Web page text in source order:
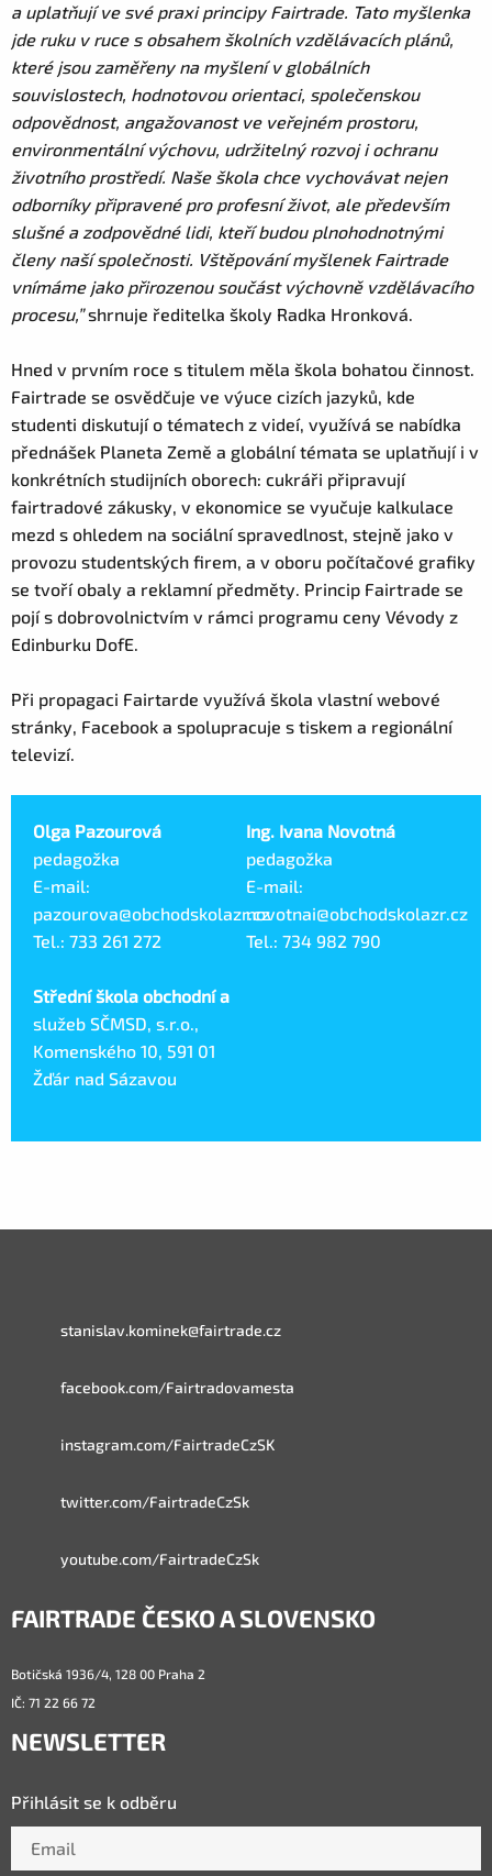
a uplatňují ve své praxi principy Fairtrade. Tato myšlenka
jde ruku v ruce s obsahem školních vzdělávacích plánů,
které jsou zaměřeny na myšlení v globálních
souvislostech, hodnotovou orientaci, společenskou
odpovědnost, angažovanost ve veřejném prostoru,
environmentální výchovu, udržitelný rozvoj i ochranu
životního prostředí. Naše škola chce vychovávat nejen
odborníky připravené pro profesní život, ale především
slušné a zodpovědné lidi, kteří budou plnohodnotnými
členy naší společnosti. Vštěpování myšlenek Fairtrade
vnímáme jako přirozenou součást výchovně vzdělávacího
procesu,”shrnuje ředitelka školy Radka Hronková.
Hned v prvním roce s titulem měla škola bohatou činnost.
Fairtrade se osvědčuje ve výuce cizích jazyků, kde
studenti diskutují o tématech z videí, využívá se nabídka
přednášek Planeta Země a globální témata se uplatňují i v
konkrétních studijních oborech: cukráři připravují
fairtradové zákusky, v ekonomice se vyučuje kalkulace
mezd s ohledem na sociální spravedlnost, stejně jako v
provozu studentských firem, a v oboru počítačové grafiky
se tvoří obaly a reklamní předměty. Princip Fairtrade se
pojí s dobrovolnictvím v rámci programu ceny Vévody z
Edinburku DofE.
Při propagaci Fairtarde využívá škola vlastní webové
stránky, Facebook a spolupracuje s tiskem a regionální
televizí.
Olga Pazourová
pedagožka
E-mail:
pazourova@obchodskolazr.cz
Tel.: 733 261 272
Ing. Ivana Novotná
pedagožka
E-mail:
novotnai@obchodskolazr.cz
Tel.: 734 982 790
Střední škola obchodní a
služeb SČMSD, s.r.o.,
Komenského 10, 591 01
Žďár nad Sázavou
stanislav.kominek@fairtrade.cz
facebook.com/Fairtradovamesta
instagram.com/FairtradeCzSK
twitter.com/FairtradeCzSk
youtube.com/FairtradeCzSk
FAIRTRADE ČESKO A SLOVENSKO
Botičská 1936/4, 128 00 Praha 2
IČ: 71 22 66 72
NEWSLETTER
Přihlásit se k odběru